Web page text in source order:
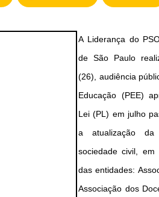
A Liderança do
de São Paulo
(26), audiência
Educação (PEE)
Lei (PL) em julho
a atualização da
sociedade civil,
das entidades:
Associação dos